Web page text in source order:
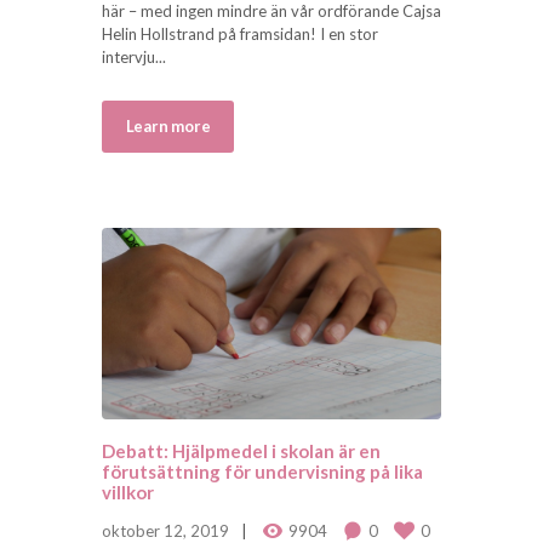
här – med ingen mindre än vår ordförande Cajsa
Helin Hollstrand på framsidan! I en stor
intervju...
Learn more
Debatt: Hjälpmedel i skolan är en
förutsättning för undervisning på lika
villkor
oktober 12, 2019 9904 0 0